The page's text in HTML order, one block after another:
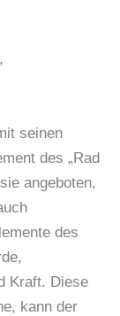
seinen
des „Rad
angeboten,
des
Kraft. Diese
kann der